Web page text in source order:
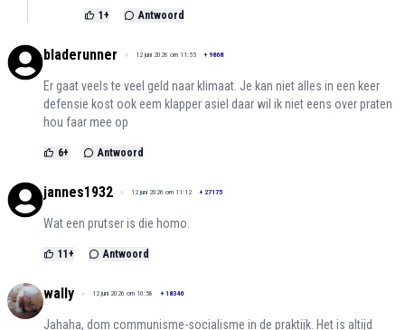
1 + Antwoord
bladerunner 12 juni 2026 om 11:55 + 9868
Er gaat veels te veel geld naar klimaat. Je kan niet alles in een keer
defensie kost ook eem klapper asiel daar wil ik niet eens over praten
hou faar mee op
6+ Antwoord
jannes1932 12 juni 2026 om 11:12 + 27175
Wat een prutser is die homo.
11 + Antwoord
wally 12 juni 2026 om 10:58 + 18346
Jahaha, dom communisme-socialisme in de praktijk. Het is altijd